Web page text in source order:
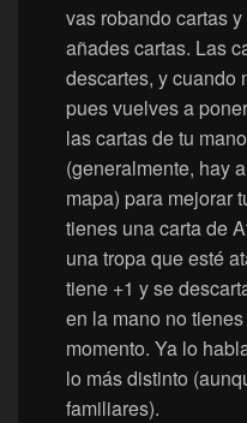
vas robando cartas
añades cartas. Las
descartes, y cuando
pues vuelves a
las cartas de tu
(generalmente, hay
mapa) para mejorar
tienes una carta de
una tropa que esté
tiene +1 y se
en la mano no
momento. Ya lo
lo más distinto
familiares).